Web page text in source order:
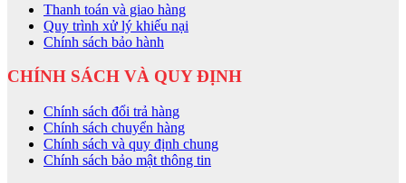
Thanh toán và giao hàng
Quy trình xử lý khiếu nại
Chính sách bảo hành
CHÍNH SÁCH VÀ QUY ĐỊNH
Chính sách đổi trả hàng
Chính sách chuyển hàng
Chính sách và quy định chung
Chính sách bảo mật thông tin